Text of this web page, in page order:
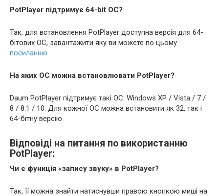
PotPlayer підтримує 64-bit ОС?
Так, для встановлення PotPlayer доступна версія для 64-
бітових ОС, завантажити яку ви можете по цьому
посиланню
На яких ОС можна встановлювати PotPlayer?
Daum PotPlayer підтримує такі ОС: Windows XP / Vista / 7 /
8 / 8.1 / 10. Для кожної ОС можна встановити як 32, так і
64-бітну версію.
Відповіді на питання по використанню
PotPlayer:
Чи є функція «запису звуку» в PotPlayer?
Так, її можна знайти натиснувши правою кнопкою миші на